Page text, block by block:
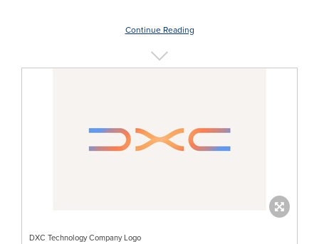
Continue Reading
DXC Technology Company Logo